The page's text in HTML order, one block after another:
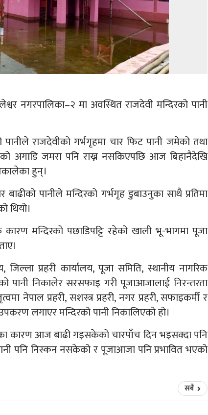
नगरपालिका–२ मा अवस्थित राजदेवी मन्दिरको पानी
राजदेवीको गर्भगृहमा चार फिट पानी जमेको तथा
अगाडि जमरा पनि राख्न नसकिएपछि आज बिहानैदेखि
हुन्।
पानीले मन्दिरको गर्भगृह डुबाउनुका साथै प्रतिमा
थियो।
मन्दिरको पछाडिपट्टि रहेको खाली भू-भागमा पूजा
प्रहरी कार्यालय, पूजा समिति, स्थानीय नागरिक
पानी निकालेर सरसफाइ गरी पूजाआजालाई निरन्तरता
नेपाल प्रहरी, सशस्त्र प्रहरी, नगर प्रहरी, सफाइकर्मी र
लगाएर मन्दिरको पानी निकालिएको हो।
कारण आज बाढी गइसकेको चारपाँच दिन भइसक्दा पनि
पनि निस्कन नसकेको र पूजाआजा पनि प्रभावित भएको
सबै